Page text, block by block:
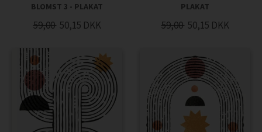
BLOMST 3 - PLAKAT
59,00 50,15 DKK
PLAKAT
59,00 50,15 DKK